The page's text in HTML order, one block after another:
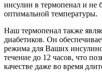
инсулин в термопенал и не
оптимальной температуры.
Наш термопенал также
диабетиков. Он
режима для Ваших
течение до 12 часов, что
качестве даже во время